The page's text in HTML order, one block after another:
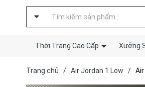
Thời Trang Cao Cấp Xưởng
Trang chủ / Air Jordan 1 Low /